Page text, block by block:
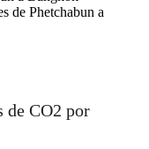
de Phetchabun a
de CO2 por